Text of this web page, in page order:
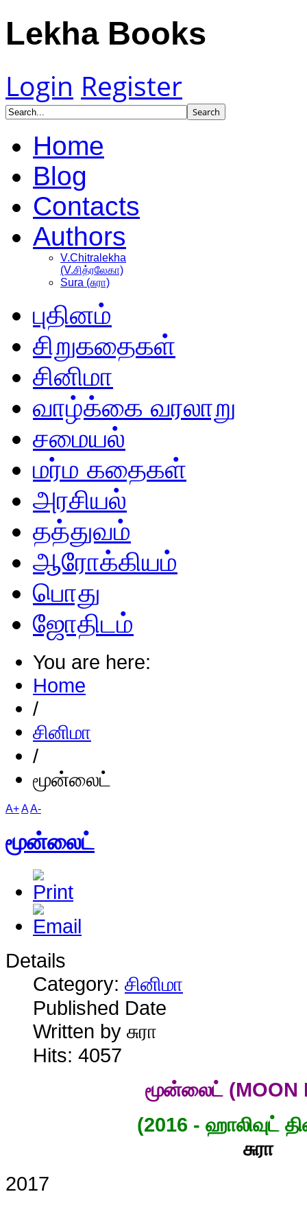
Lekha Books
Login Register
Home
Blog
Contacts
Authors
V.Chitralekha
(V.சித்ரலேகா)
Sura (சுரா)
புதினம்
சிறுகதைகள்
சினிமா
வாழ்க்கை வரலாறு
சமையல்
மர்ம கதைகள்
அரசியல்
தத்துவம்
ஆரோக்கியம்
பொது
ஜோதிடம்
You are here:
Home
/
சினிமா
/
மூன்லைட்
A+AA-
மூன்லைட்
Details
Category: சினிமா
Published Date
Written by சுரா
Hits: 4057
மூன்லைட் (MOON
(2016 - ஹாலிவுட்
சுரா
2017